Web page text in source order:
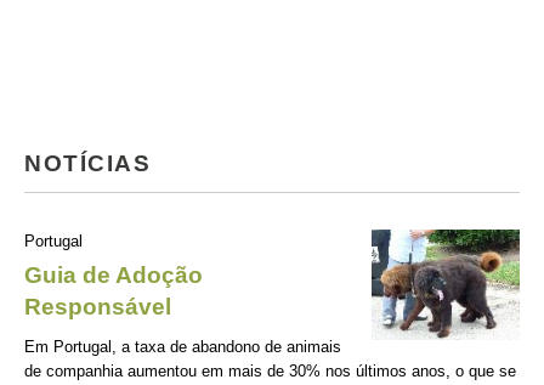
NOTÍCIAS
Portugal
Guia de Adoção
Responsável
Em Portugal, a taxa de abandono de animais
de companhia aumentou em mais de 30% nos últimos anos, o que se